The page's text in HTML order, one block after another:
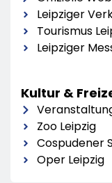
Leipziger
Tourismus
Leipziger
Kultur &
Zoo Leipzig
Cospudener
Oper Leipzig